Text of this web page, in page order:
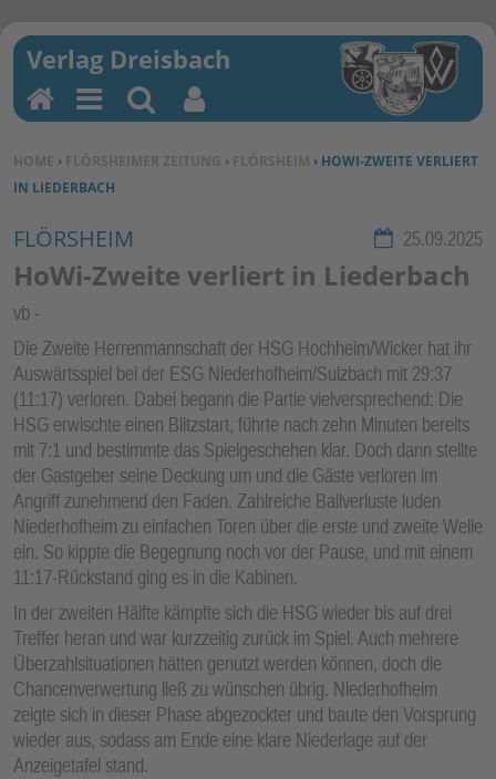
SIE BEFINDEN SICH HIER:
HOME › FLÖRSHEIMER ZEITUNG › FLÖRSHEIM › HOWI-ZWEITE VERLIERT
IN LIEDERBACH
Rubrik:
FLÖRSHEIM 25.09.2025
HoWi-Zweite verliert in Liederbach
vb
Die Zweite Herrenmannschaft der HSG Hochheim/Wicker hat ihr
Auswärtsspiel bei der ESG Niederhofheim/Sulzbach mit 29:37
(11:17) verloren. Dabei begann die Partie vielversprechend: Die
HSG erwischte einen Blitzstart, führte nach zehn Minuten bereits
mit 7:1 und bestimmte das Spielgeschehen klar. Doch dann stellte
der Gastgeber seine Deckung um und die Gäste verloren im
Angriff zunehmend den Faden. Zahlreiche Ballverluste luden
Niederhofheim zu einfachen Toren über die erste und zweite Welle
ein. So kippte die Begegnung noch vor der Pause, und mit einem
11:17-Rückstand ging es in die Kabinen.
In der zweiten Hälfte kämpfte sich die HSG wieder bis auf drei
Treffer heran und war kurzzeitig zurück im Spiel. Auch mehrere
Überzahlsituationen hätten genutzt werden können, doch die
Chancenverwertung ließ zu wünschen übrig. Niederhofheim
zeigte sich in dieser Phase abgezockter und baute den Vorsprung
wieder aus, sodass am Ende eine klare Niederlage auf der
Anzeigetafel stand.
H
o
m
M
en
u
Su
ch
Be
nu
kti
on